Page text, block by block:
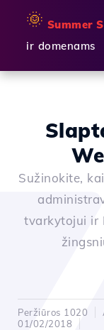
🌞 Summer
ir domenams
Sužinokite,
tvarkytojui ir
Peržiūros 1020
01/02/2018